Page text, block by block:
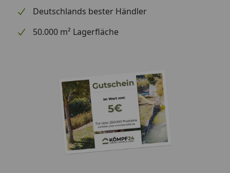
Deutschlands bester Händler
50.000 m² Lagerfläche